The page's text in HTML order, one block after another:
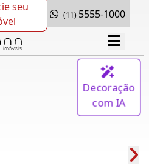
seu
(11) 5555-1000
Decoração
com IA